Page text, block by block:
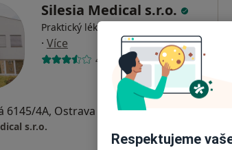
Silesia Medical s.r.o.
Praktický lékař, Chirurg, Dermatolog
· Více
40 názorů
6145/4A, Ostrava Mapa
s.r.o.
Respektujeme